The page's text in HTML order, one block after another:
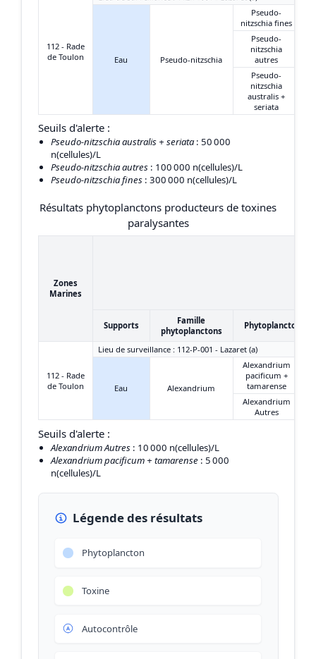
112 - Rade
de Toulon
Eau Pseudo-nitzschia
Pseudo-
nitzschia fines
Pseudo-
nitzschia
autres
Pseudo-
nitzschia
australis +
seriata
Seuils d'alerte :
Pseudo-nitzschia australis + seriata : 50 000
n(cellules)/L
Pseudo-nitzschia autres : 100 000 n(cellules)/L
Pseudo-nitzschia fines : 300 000 n(cellules)/L
Résultats phytoplanctons producteurs de toxines
paralysantes
Zones
Marines
Supports
Famille
phytoplanctons
Phytoplanctons
112 - Rade
de Toulon
Lieu de surveillance : 112-P-001 - Lazaret (a)
Eau Alexandrium
Alexandrium
pacificum +
tamarense
Alexandrium
Autres
Seuils d'alerte :
Alexandrium Autres : 10 000 n(cellules)/L
Alexandrium pacificum + tamarense : 5 000
n(cellules)/L
Légende des résultats
Phytoplancton
Toxine
Autocontrôle